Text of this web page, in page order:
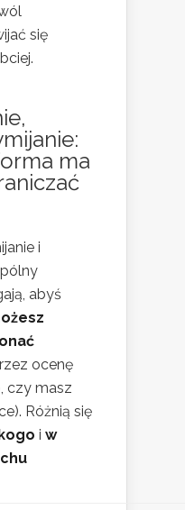
się
ma
i
abyś
ocenę
czy masz
Różnią się
i w